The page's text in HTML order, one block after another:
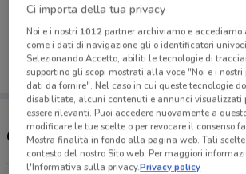
Puoi trovare le migliori offerte dei
salvarle e creare la tua lista del
dal tuo cellulare.
SCARICA
Orari e Negozi Dpiù
Ci importa della tua privacy
Noi e i nostri 1012partner archiviamo e accediamo
come i dati di navigazione gli o identificatori
Selezionando Accetto, abiliti le tecnologie di
supportino gli scopi mostrati alla voce "Noi e i
dati da fornire". Nel caso in cui queste tecnologie
disabilitate, alcuni contenuti e annunci visualizzati
essere rilevanti. Puoi accedere nuovamente a
modificare le tue scelte o per revocare il consenso
Mostra finalità in fondo alla pagina web. Tali
contesto del nostro Sito web. Per maggiori
l'Informativa sulla privacy.Privacy policy